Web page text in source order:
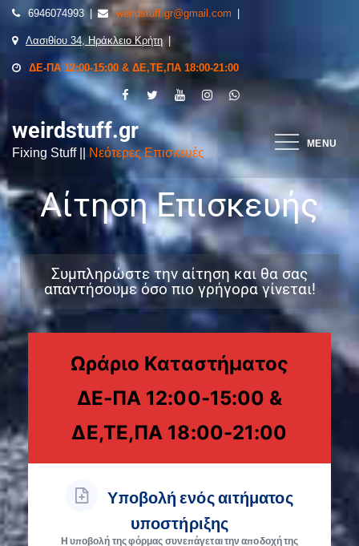
6946074993 weirdstuff.gr@gmail.com
Λασιθίου 34, Ηράκλειο Κρήτη
ΔΕ-ΠΑ 12:00-15:00 & ΔΕ,ΤΕ,ΠΑ 18:00-21:00
MENU
weirdstuff.gr
Fixing Stuff || Νεότερες Επισκευές
Αίτηση Επισκευής
Συμπληρώστε την αίτηση και θα σας
απαντήσουμε όσο πιο γρήγορα γίνεται!